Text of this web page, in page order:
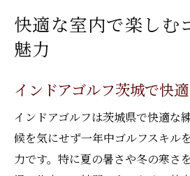
快適な室内で楽しむ
魅力
インドアゴルフ茨城で快
インドアゴルフは茨城県で快適な
候を気にせず一年中ゴルフスキル
力です。特に夏の暑さや冬の寒さ